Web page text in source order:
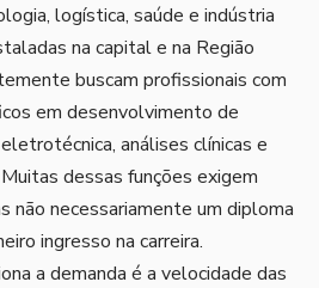
logística, saúde e indústria
na capital e na Região
buscam profissionais com
em desenvolvimento de
análises clínicas e
dessas funções exigem
não necessariamente um diploma
ingresso na carreira.
a demanda é a velocidade das